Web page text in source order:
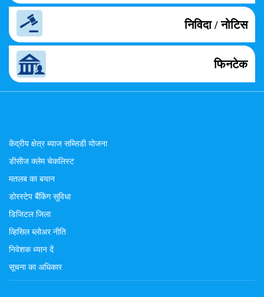
निविदा / नोटिस
फिनटेक
केंद्रीय क्षेत्र ब्याज सब्सिडी योजना
डीसीज क्लेम चेकलिस्ट
मतलब का बयान
डोरस्टेप बैंकिंग सुविधा
डिजिटल जिला
व्हिसिल ब्लोअर नीति
निवेशक ध्यान दें
सूचना का अधिकार